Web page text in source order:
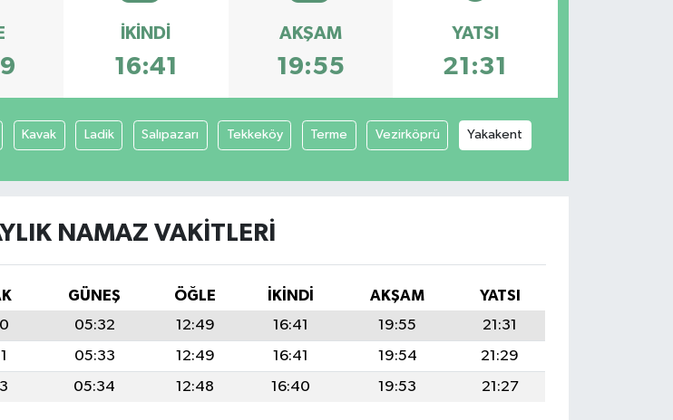
İKINDI
16:41
AKŞAM
19:55
YATSI
21:31
Kavak Ladik Salıpazarı Tekkeköy Terme Vezirköprü Yakakent
NAMAZ VAKITLERI
GÜNEŞ ÖĞLE İKINDI AKŞAM
YATSI
05:32 12:49 16:41 19:55
21:31
05:33 12:49 16:41 19:54
21:29
05:34 12:48 16:40 19:53 21:27